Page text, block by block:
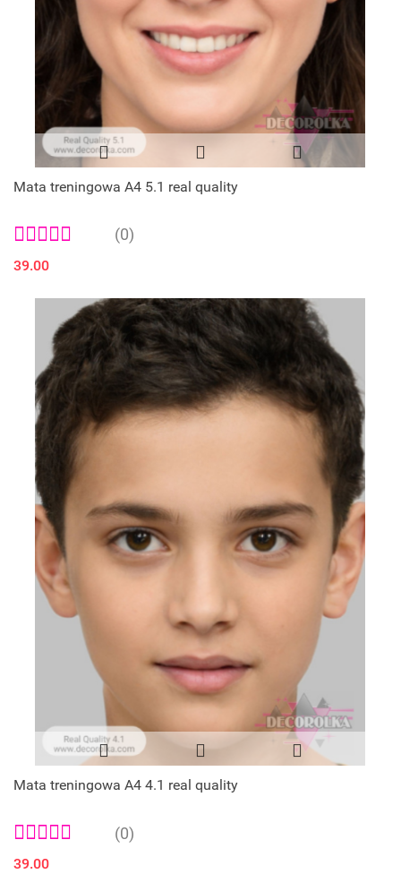
Mata treningowa A4 5.1 real quality
(0)
39.00
Mata treningowa A4 4.1 real quality
(0)
39.00